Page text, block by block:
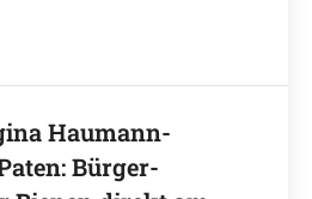
Haumann-
Bürger-